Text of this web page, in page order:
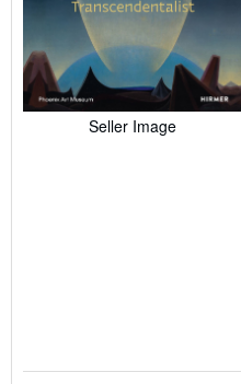
Seller Image